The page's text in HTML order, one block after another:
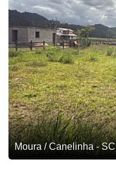
Moura / Canelinha - SC